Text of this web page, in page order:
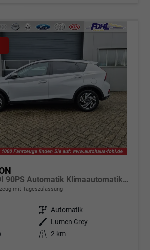
Trend 1.0 T-GDI 90PS Automatik Klimaautomatik Rückf.Kamera Parksensoren Sitzheizung Lenkradheizung Bluetooth Touchscreen Tempomat Apple CarPlay + Android Auto 16"LM
mit Tageszulassung
Getriebe Automatik
Außenfarbe
Lumen Grey
Kilometerstand 2 km